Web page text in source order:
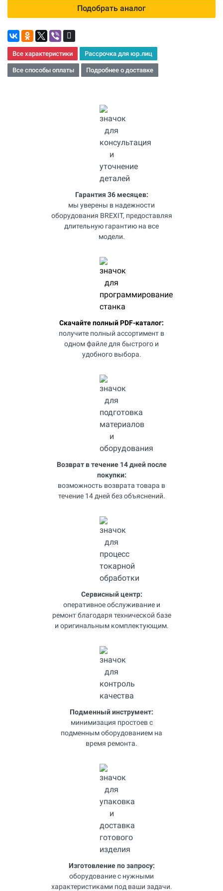
Подобрать аналог
Все характеристики Рассрочка для юр.лиц
Все способы оплаты Подробнее о доставке
Гарантия 36 месяцев:
мы уверены в надежности
оборудования BREXIT, предоставляя
длительную гарантию на все
модели.
Скачайте полный PDF-каталог:
получите полный ассортимент в
одном файле для быстрого и
удобного выбора.
Возврат в течение 14 дней после
покупки:
возможность возврата товара в
течение 14 дней без объяснений.
Сервисный центр:
оперативное обслуживание и
ремонт благодаря технической базе
и оригинальным комплектующим.
Подменный инструмент:
минимизация простоев с
подменным оборудованием на
время ремонта.
Изготовление по запросу:
оборудование с нужными
характеристиками под ваши задачи.